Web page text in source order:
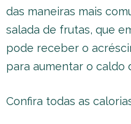
das maneiras mais
salada de frutas, que
pode receber o
para aumentar o caldo
Confira todas as